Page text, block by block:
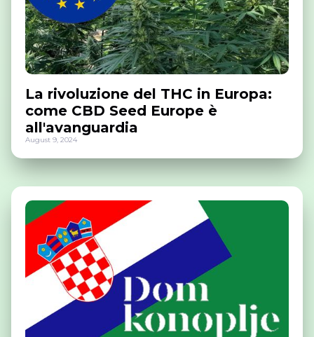
La rivoluzione del THC in Europa:
come CBD Seed Europe è
all'avanguardia
August 9, 2024